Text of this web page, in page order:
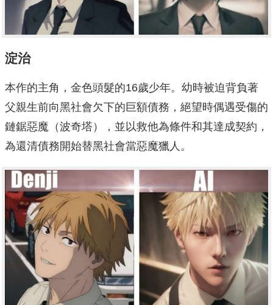
淀治
本作的主角，金色頭髮的16歲少年。幼時被迫背負著
父親生前向黑社會欠下的巨額債務，絕望時偶遇受傷的
鏈鋸惡魔（波奇塔），並以救他為條件和其達成契約，
為還清債務開始替黑社會當惡魔獵人。